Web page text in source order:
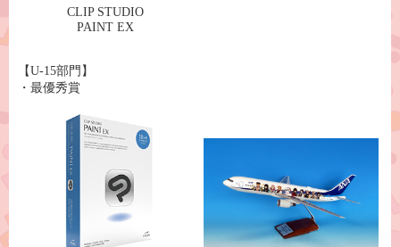
CLIP STUDIO
PAINT EX
【U-15部門】
・最優秀賞